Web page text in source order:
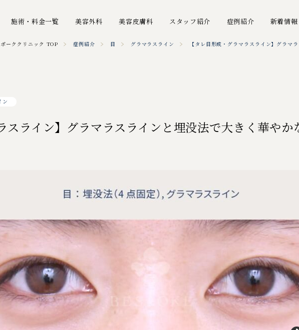
施術・料金一覧 美容外科 美容皮膚科 スタッフ紹介 症例紹介 新着情報
ーククリニック TOP 症例紹介 目 グラマラスライン 【タレ目形成・グラマラスライン】グラマ
ン
スライン】グラマラスラインと埋没法で大きく華やか